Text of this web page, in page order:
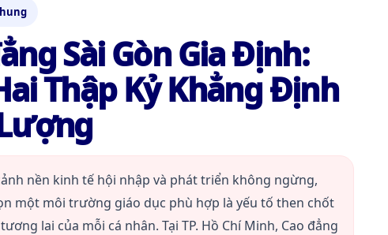
Sài Gòn Gia Định:
Thập Kỷ Khẳng Định
nền kinh tế hội nhập và phát triển không ngừng,
một môi trường giáo dục phù hợp là yếu tố then chốt
lai của mỗi cá nhân. Tại TP. Hồ Chí Minh, Cao đẳng